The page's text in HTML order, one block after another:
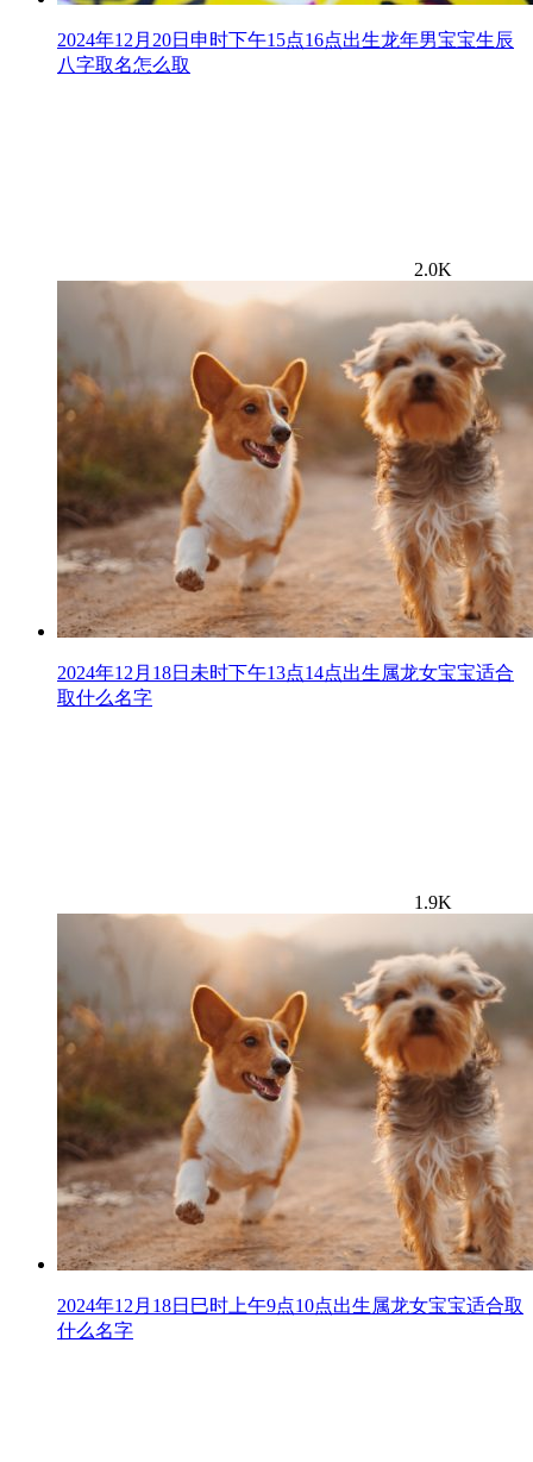
2024年12月20日申时下午15点16点出生龙年男宝宝生辰
八字取名怎么取
2.0K
2024年12月18日未时下午13点14点出生属龙女宝宝适合
取什么名字
1.9K
2024年12月18日巳时上午9点10点出生属龙女宝宝适合取
什么名字